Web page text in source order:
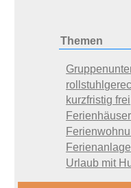
Themen
kurzfristig frei
Ferienhäuser
Urlaub mit